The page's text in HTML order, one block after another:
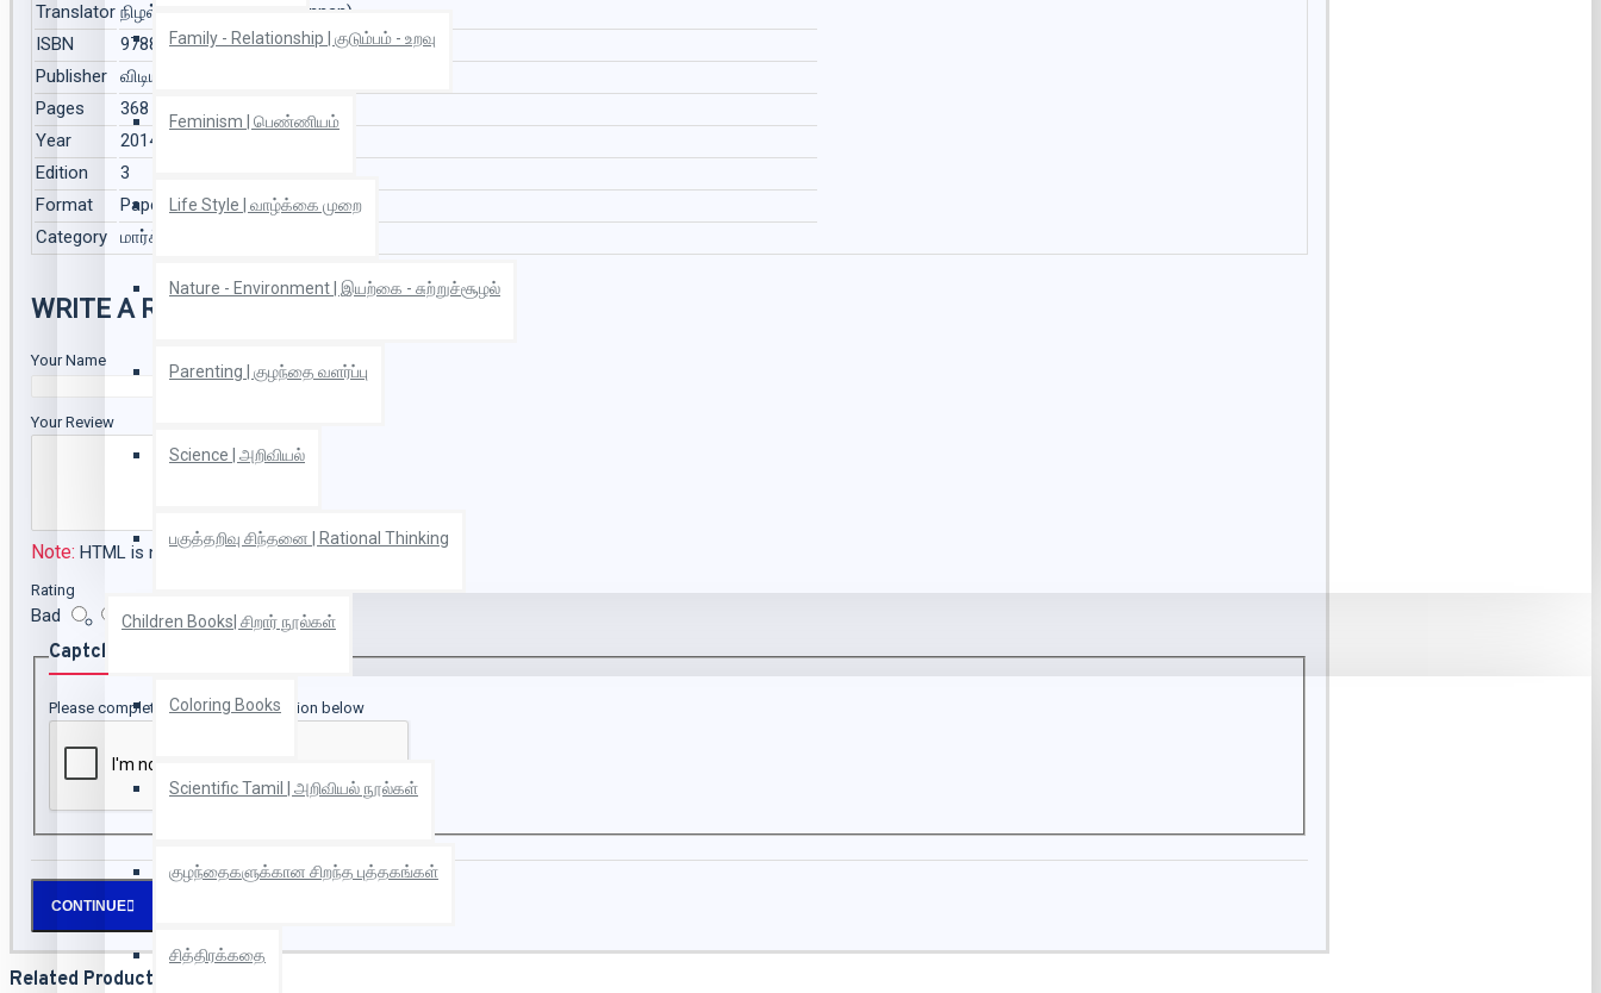
Family - Relationship | குடும்பம் - உறவு
Feminism | பெண்ணியம்
Life Style | வாழ்க்கை முறை
Nature - Environment | இயற்கை - சுற்றுச்சூழல்
Parenting | குழந்தை வளர்ப்பு
Science | அறிவியல்
பகுத்தறிவு சிந்தனை | Rational Thinking
Children Books| சிறார் நூல்கள்
Coloring Books
Scientific Tamil | அறிவியல் நூல்கள்
குழந்தைகளுக்கான சிறந்த புத்தகங்கள்
சித்திரக்கதை
Translator நிழல்வண்ணன் (Nizhalvannan)
ISBN
9788189867458
Publisher
விடியல் பதிப்பகம் (Vidiyal Pathippagam)
Pages
368
Year
2014
Edition
3
Format
Paper Back
Category
மார்க்சியம்
WRITE A REVIEW
Your Name
Your Review
Note: HTML is not translated!
Rating
Bad Good
Captcha
Please complete the captcha validation below
CONTINUE
Related Products